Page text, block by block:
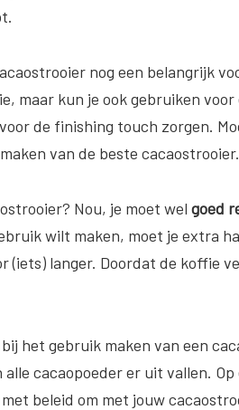
nog een belangrijk
maar kun je ook gebruiken
de finishing touch zorgen.
van de beste cacaostrooier.
Nou, je moet wel goed
wilt maken, moet je extra
langer. Doordat de koffie
het gebruik maken van een
cacaopoeder er uit vallen.
beleid om met jouw